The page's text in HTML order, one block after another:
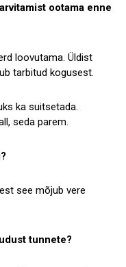
ootama enne
loovutama. Üldist
tarbitud kogusest.
ka suitsetada.
seda parem.
see mõjub vere
tunnete?